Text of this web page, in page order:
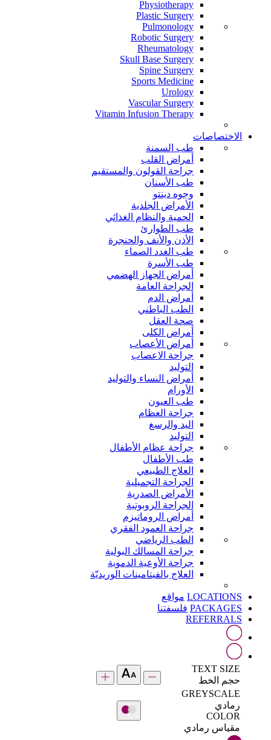
Physiotherapy
Plastic Surgery
Pulmonology
Robotic Surgery
Rheumatology
Skull Base Surgery
Spine Surgery
Sports Medicine
Urology
Vascular Surgery
Vitamin Infusion Therapy
الاختصاصات
طب السمنة
أمراض القلب
جراحة القولون والمستقيم
طب الأسنان
وجوه دينتو
الأمراض الجلدية
الحمية والنظام الغذائي
طب الطوارئ
الأذن والأنف والحنجرة
طب الغدد الصماء
طب الأسرة
أمراض الجهاز الهضمي
الجراحة العامة
أمراض الدم
الطب الباطني
صحة العقل
أمراض الكلى
أمراض الأعصاب
جراحة الاعصاب
التوليد
أمراض النساء والتوليد
الأورام
طب العيون
جراحة العظام
اليد والرسغ
التوليد
جراحة عظام الأطفال
طب الأطفال
العلاج الطبيعي
الجراحة التجميلية
الأمراض الصدرية
الجراحة الروبوتية
أمراض الروماتيزم
جراحة العمود الفقري
الطب الرياضي
جراحة المسالك البولية
جراحة الأوعية الدموية
العلاج بالفيتامينات الوريديّة
LOCATIONS مواقع
PACKAGES فلسفتنا
REFERRALS
TEXT SIZE
حجم الخط
GREYSCALE
رمادي
COLOR
مقياس رمادي